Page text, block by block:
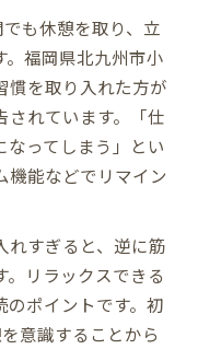
も休憩を取り、立
福岡県北九州市小
慣を取り入れた方が
されています。「仕
ってしまう」とい
機能などでリマイン
れすぎると、逆に筋
リラックスできる
ポイントです。初
意識することから